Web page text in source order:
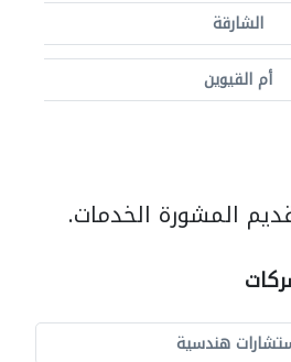
الشارقة
أم القيوين
المشورة الخدمات.
هندسية